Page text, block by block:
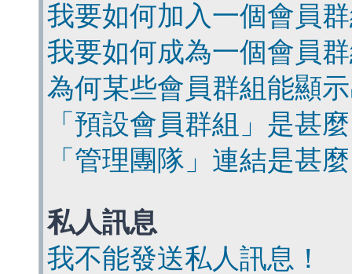
我要如何加入一個會員
我要如何成為一個會員
為何某些會員群組能顯
「預設會員群組」是甚
「管理團隊」連結是甚
私人訊息
我不能發送私人訊息！